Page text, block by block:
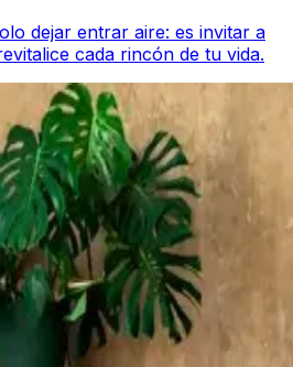
dejar entrar aire: es invitar a
cada rincón de tu vida.